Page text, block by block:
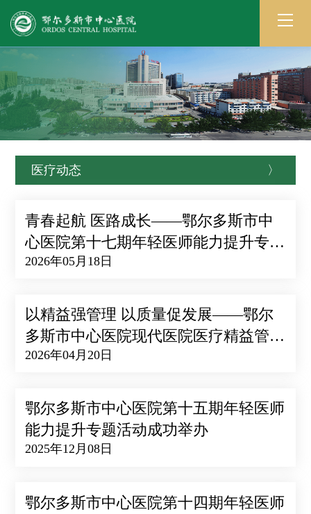
医疗动态 〉
青春起航 医路成长——鄂尔多斯市中
心医院第十七期年轻医师能力提升专题
活动圆满举办
2026年05月18日
以精益强管理 以质量促发展——鄂尔
多斯市中心医院现代医院医疗精益管理
体系建设研讨会成功召开
2026年04月20日
鄂尔多斯市中心医院第十五期年轻医师
能力提升专题活动成功举办
2025年12月08日
鄂尔多斯市中心医院第十四期年轻医师